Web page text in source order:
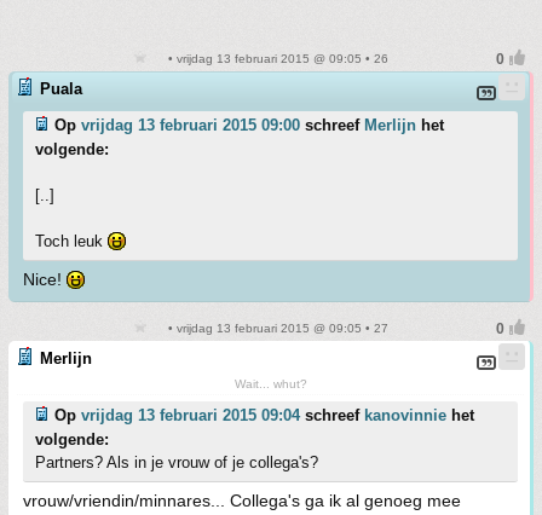
• vrijdag 13 februari 2015 @ 09:05 • 26
Puala
Op vrijdag 13 februari 2015 09:00 schreef Merlijn het
volgende:
[..]
Toch leuk
Nice!
• vrijdag 13 februari 2015 @ 09:05 • 27
Merlijn
Wait... whut?
Op vrijdag 13 februari 2015 09:04schreef kanovinnie het
volgende:
Partners? Als in je vrouw of je collega's?
vrouw/vriendin/minnares... Collega's ga ik al genoeg mee